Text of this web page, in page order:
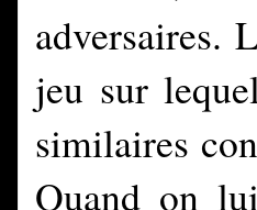
adversaires.
jeu sur
similaires
Quand on